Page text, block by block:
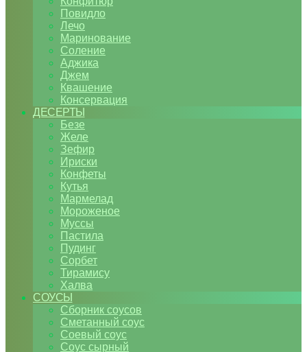
Повидло
Лечо
Маринование
Соление
Аджика
Джем
Квашение
Консервация
ДЕСЕРТЫ
Безе
Желе
Зефир
Ириски
Конфеты
Кутья
Мармелад
Мороженое
Муссы
Пастила
Пудинг
Сорбет
Тирамису
Халва
СОУСЫ
Сборник соусов
Сметанный соус
Соевый соус
Соус сырный